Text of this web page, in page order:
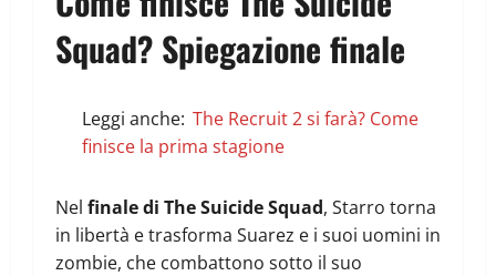
Squad? Spiegazione finale
Leggi anche: The Recruit 2 si farà? Come
finisce la prima stagione
Nel finale di The Suicide Squad, Starro torna
in libertà e trasforma Suarez e i suoi uomini in
zombie, che combattono sotto il suo